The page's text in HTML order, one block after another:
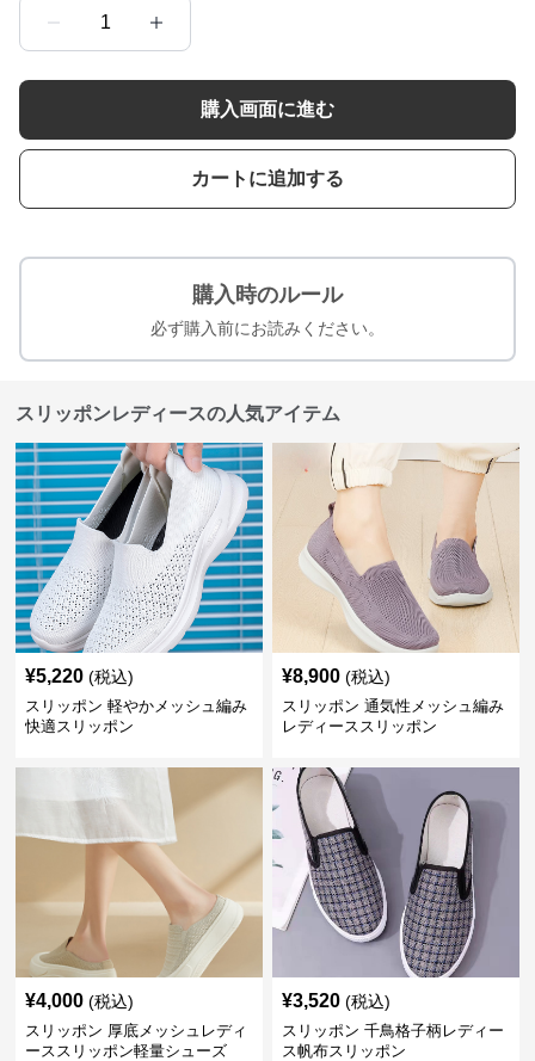
1
購入画面に進む
カートに追加する
購入時のルール
必ず購入前にお読みください。
スリッポンレディースの人気アイテム
¥5,220 (税込)
スリッポン 軽やかメッシュ編み
快適スリッポン
¥8,900 (税込)
スリッポン 通気性メッシュ編み
レディーススリッポン
¥4,000 (税込)
スリッポン 厚底メッシュレディ
ーススリッポン軽量シューズ
¥3,520 (税込)
スリッポン 千鳥格子柄レディー
ス帆布スリッポン